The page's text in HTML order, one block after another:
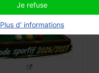
Je refuse
Plus d' informations